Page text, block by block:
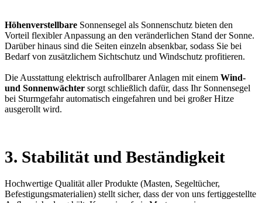
Höhenverstellbare Sonnensegel als Sonnenschutz bieten den
Vorteil flexibler Anpassung an den veränderlichen Stand der Sonne.
Darüber hinaus sind die Seiten einzeln absenkbar, sodass Sie bei
Bedarf von zusätzlichem Sichtschutz und Windschutz profitieren.
Die Ausstattung elektrisch aufrollbarer Anlagen mit einem Wind-
und Sonnenwächter sorgt schließlich dafür, dass Ihr Sonnensegel
bei Sturmgefahr automatisch eingefahren und bei großer Hitze
ausgerollt wird.
3. Stabilität und Beständigkeit
Hochwertige Qualität aller Produkte (Masten, Segeltücher,
Befestigungsmaterialien) stellt sicher, dass der von uns fertiggestellte